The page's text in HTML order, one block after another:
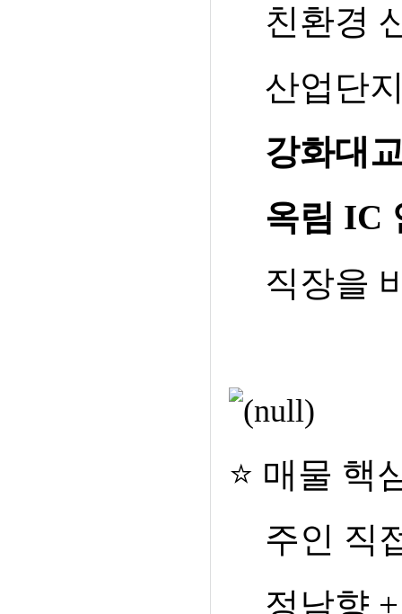
친환경
산업단
강화대
옥림 IC
직장을
⭐ 매물 핵
주인 직
정남향